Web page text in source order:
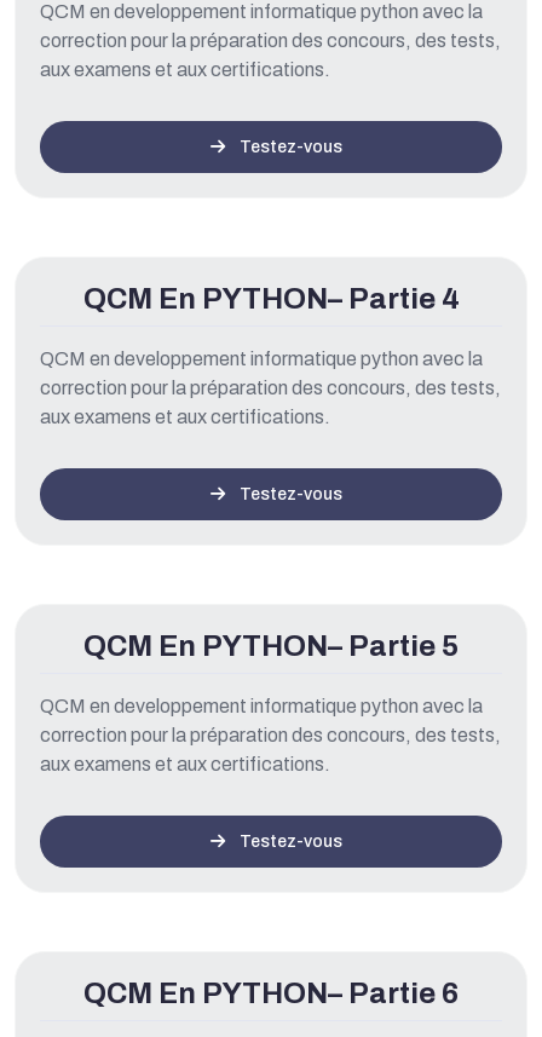
QCM en developpement informatique python avec la
correction pour la préparation des concours, des tests,
aux examens et aux certifications.
Testez-vous
QCM En PYTHON– Partie 4
QCM en developpement informatique python avec la
correction pour la préparation des concours, des tests,
aux examens et aux certifications.
Testez-vous
QCM En PYTHON– Partie 5
QCM en developpement informatique python avec la
correction pour la préparation des concours, des tests,
aux examens et aux certifications.
Testez-vous
QCM En PYTHON– Partie 6